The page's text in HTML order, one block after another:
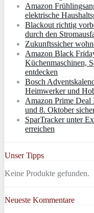
Amazon
elektrische
Blackout richtig
durch den
Zukunftssicher
Amazon Black
Küchenmaschinen,
entdecken
Bosch
Heimwerker und
Amazon Prime Deal
und 8. Oktober
SparTracker unter
erreichen
Unser Tipps
Keine Produkte gefunden.
Neueste Kommentare